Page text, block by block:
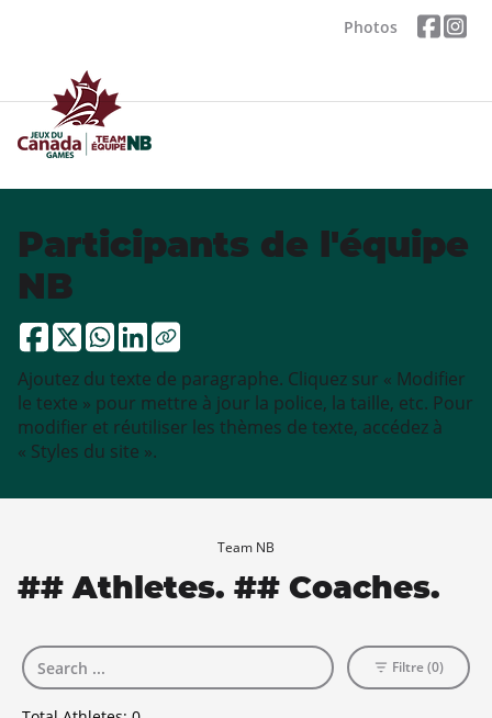
Photos
Participants de l'équipe
NB
Ajoutez du texte de paragraphe. Cliquez sur « Modifier
le texte » pour mettre à jour la police, la taille, etc. Pour
modifier et réutiliser les thèmes de texte, accédez à
« Styles du site ».
Team NB
## Athletes. ## Coaches.
Filtre (0)